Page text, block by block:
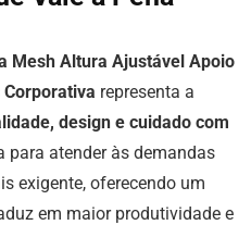
Mesh Altura Ajustável Apoio
representa a
design e cuidado com
para atender às demandas
exigente, oferecendo um
em maior produtividade e